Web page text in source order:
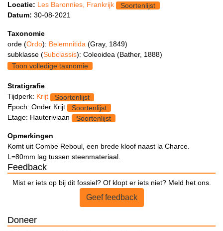
Locatie: Les Baronnies, Frankrijk
Soortenlijst
Datum: 30-08-2021
Taxonomie
orde (Ordo): Belemnitida (Gray, 1849)
subklasse (Subclassis): Coleoidea (Bather, 1888)
Toon volledige taxnomie
Stratigrafie
Tijdperk: Krijt
Soortenlijst
Epoch: Onder Krijt
Soortenlijst
Etage: Hauteriviaan
Soortenlijst
Opmerkingen
Komt uit Combe Reboul, een brede kloof naast la Charce.
L=80mm lag tussen steenmateriaal.
Feedback
Mist er iets op bij dit fossiel? Of klopt er iets niet? Meld het ons.
Geef feedback
Doneer